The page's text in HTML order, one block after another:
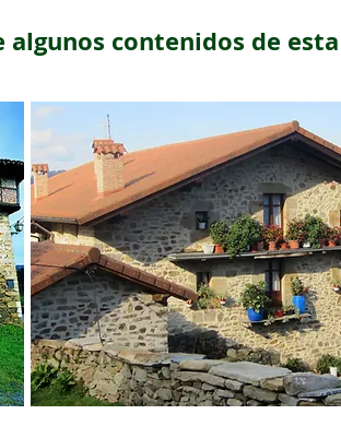
contenidos de